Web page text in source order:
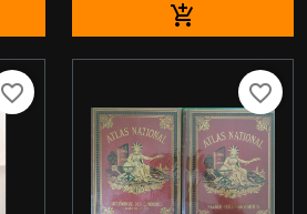

favorite_border favorite_border